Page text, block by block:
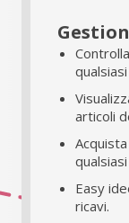
articoli
Easy
ricavi.